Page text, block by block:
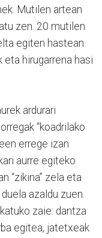
Mutilen artean
zen. 20 mutilen
egiten hastean
hirugarrena hasi
ardurari
“koadrilako
errege izan
aurre egiteko
“zikina” zela eta
azaldu zuen.
zaie: dantza
egitea, jatetxeak